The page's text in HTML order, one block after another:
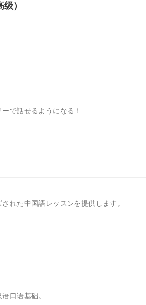
）
で話せるようになる！
れた中国語レッスンを提供します。
口语基础。